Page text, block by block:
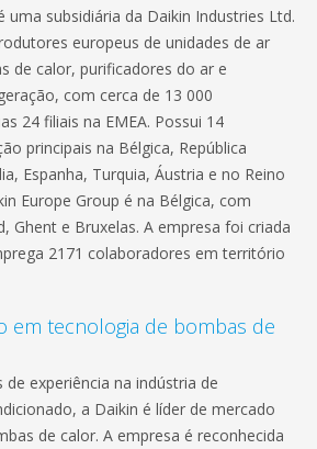
uma subsidiária da Daikin Industries Ltd.
europeus de unidades de ar
de calor, purificadores do ar e
com cerca de 13 000
24 filiais na EMEA. Possui 14
principais na Bélgica, República
Espanha, Turquia, Áustria e no Reino
Europe Group é na Bélgica, com
Ghent e Bruxelas. A empresa foi criada
2171 colaboradores em território
em tecnologia de bombas de
experiência na indústria de
a Daikin é líder de mercado
de calor. A empresa é reconhecida